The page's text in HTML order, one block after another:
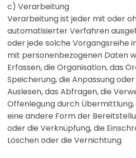
c) Verarbeitung
Verarbeitung ist jeder mit oder
automatisierter Verfahren
oder jede solche Vorgangsreihe
mit personenbezogenen Daten
Erfassen, die Organisation, das
Speicherung, die Anpassung
Auslesen, das Abfragen, die
Offenlegung durch
eine andere Form der
oder die Verknüpfung, die
Löschen oder die Vernichtung.